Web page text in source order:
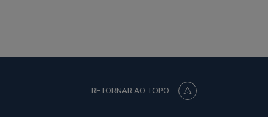
RETORNAR AO TOPO